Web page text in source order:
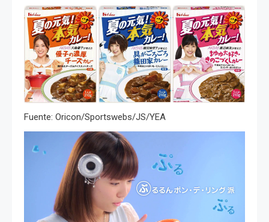
Fuente: Oricon/Sportswebs/JS/YEA